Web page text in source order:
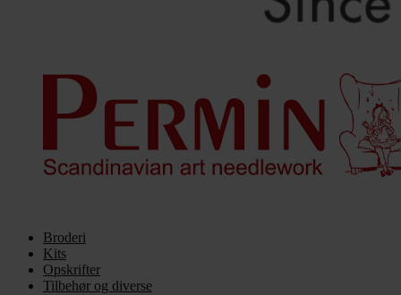
Broderi
Kits
Opskrifter
Tilbehør og diverse